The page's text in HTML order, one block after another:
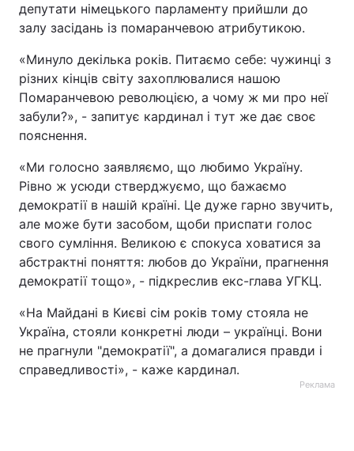
депутати німецького парламенту прийшли до
залу засідань із помаранчевою атрибутикою.
«Минуло декілька років. Питаємо себе: чужинці з
різних кінців світу захоплювалися нашою
Помаранчевою революцією, а чому ж ми про неї
забули?», - запитує кардинал і тут же дає своє
пояснення.
«Ми голосно заявляємо, що любимо Україну.
Рівно ж усюди стверджуємо, що бажаємо
демократії в нашій країні. Це дуже гарно звучить,
але може бути засобом, щоби приспати голос
свого сумління. Великою є спокуса ховатися за
абстрактні поняття: любов до України, прагнення
демократії тощо», - підкреслив екс-глава УГКЦ.
«На Майдані в Києві сім років тому стояла не
Україна, стояли конкретні люди – українці. Вони
не прагнули "демократії", а домагалися правди і
справедливості», - каже кардинал.
Реклама